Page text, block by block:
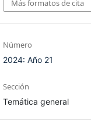
Más formatos de cita
Número
2024: Año 21
Sección
Temática general